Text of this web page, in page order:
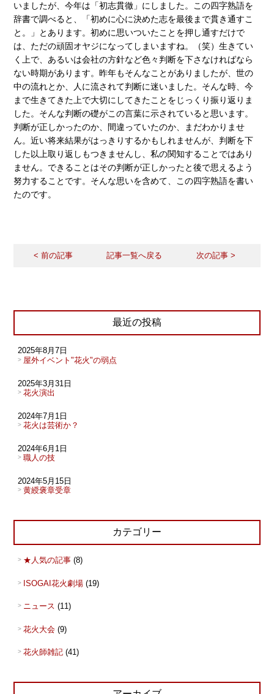
いましたが、今年は「初志貫徹」にしました。この四字熟語を
辞書で調べると、「初めに心に決めた志を最後まで貫き通すこ
と。」とあります。初めに思いついたことを押し通すだけで
は、ただの頑固オヤジになってしまいますね。（笑）生きてい
く上で、あるいは会社の方針など色々判断を下さなければなら
ない時期があります。昨年もそんなことがありましたが、世の
中の流れとか、人に流されて判断に迷いました。そんな時、今
まで生きてきた上で大切にしてきたことをじっくり振り返りま
した。そんな判断の礎がこの言葉に示されていると思います。
判断が正しかったのか、間違っていたのか、まだわかりませ
ん。近い将来結果がはっきりするかもしれませんが、判断を下
した以上取り返しもつきませんし、私の関知することではあり
ません。できることはその判断が正しかったと後で思えるよう
努力することです。そんな思いを含めて、この四字熟語を書い
たのです。
< 前の記事 記事一覧へ戻る 次の記事 >
最近の投稿
屋外イベント"花火"の弱点
2025年8月7日
花火演出
2025年3月31日
花火は芸術か？
2024年7月1日
職人の技
2024年6月1日
黄綬褒章受章
2024年5月15日
カテゴリー
★人気の記事(8)
ISOGAI花火劇場(19)
ニュース (11)
花火大会(9)
花火師雑記(41)